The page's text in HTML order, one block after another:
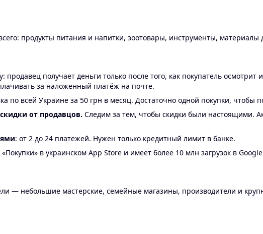
продукты питания и напитки, зоотовары, инструменты,
получает деньги только после того, как покупатель
за наложенный платёж на почте.
по всей Украине за 50 грн в месяц. Достаточно одной покупки, чтобы
от продавцов. Следим за тем, чтобы скидки были настоящими.
: от 2 до 24 платежей. Нужен только кредитный лимит в банке.
в украинском App Store и имеет более 10 млн загрузок в
— небольшие мастерские, семейные магазины, производители и